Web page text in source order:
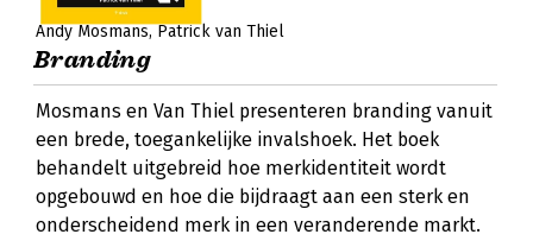
Andy Mosmans Patrick van Thiel
Branding
Mosmans en Van Thiel presenteren branding vanuit
een brede, toegankelijke invalshoek. Het boek
behandelt uitgebreid hoe merkidentiteit wordt
opgebouwd en hoe die bijdraagt aan een sterk en
onderscheidend merk in een veranderende markt.